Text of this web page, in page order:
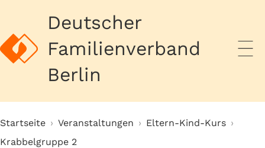
Deutscher
Familienverband
Berlin
Startseite › Veranstaltungen › Eltern-Kind-Kurs ›
Krabbelgruppe 2